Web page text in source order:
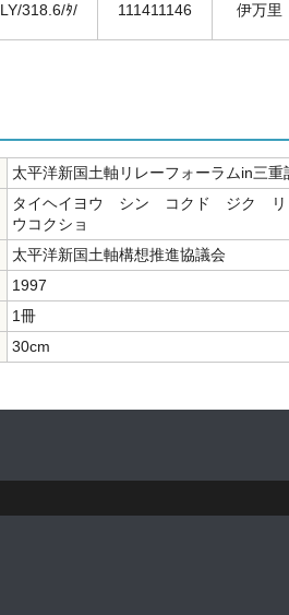
LY/318.6/ﾀ/ 111411146 伊万里
太平洋新国土軸リレーフォーラムin三重
タイヘイヨウ シン コクド ジク
ウコクショ
太平洋新国土軸構想推進協議会
1997
1冊
30cm